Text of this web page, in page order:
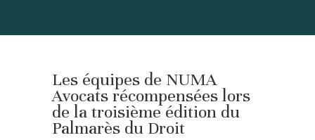
Les équipes de NUMA
Avocats récompensées lors
de la troisième édition du
Palmarès du Droit